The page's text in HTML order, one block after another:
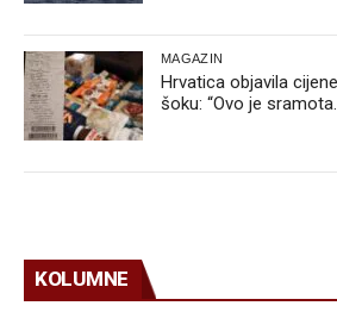
MAGAZIN
Hrvatica objavila
šoku: “Ovo je
KOLUMNE